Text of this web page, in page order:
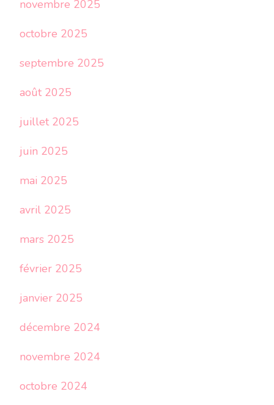
novembre 2025
octobre 2025
septembre 2025
août 2025
juillet 2025
juin 2025
mai 2025
avril 2025
mars 2025
février 2025
janvier 2025
décembre 2024
novembre 2024
octobre 2024